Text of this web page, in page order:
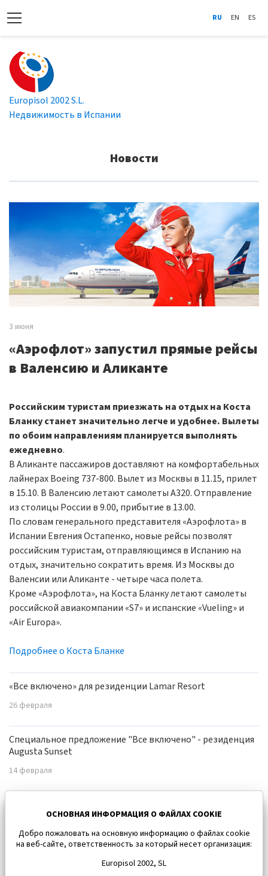
RU EN ES
Europisol 2002 S.L.
Недвижимость в Испании
Новости
3 июня
«Аэрофлот» запустил прямые рейсы
в Валенсию и Аликанте
Российским туристам приезжать на отдых на Коста
Бланку станет значительно легче и удобнее. Вылеты
по обоим направлениям планируется выполнять
ежедневно.
В Аликанте пассажиров доставляют на комфортабельных
лайнерах Boeing 737-800. Вылет из Москвы в 11.15, прилет
в 15.10. В Валенсию летают самолеты А320. Отправление
из столицы России в 9.00, прибытие в 13.00.
По словам генерального представителя «Аэрофлота» в
Испании Евгения Остапенко, новые рейсы позволят
российским туристам, отправляющимся в Испанию на
отдых, значительно сократить время. Из Москвы до
Валенсии или Аликанте - четыре часа полета.
Кроме «Аэрофлота», на Коста Бланку летают самолеты
российской авиакомпании «S7» и испанские «Vueling» и
«Air Europa».
Подробнее о Коста Бланке
«Все включено» для резиденции Lamar Resort
26 февраля
Специальное предложение "Все включено" - резиденция
Augusta Sunset
14 февраля
ОСНОВНАЯ ИНФОРМАЦИЯ О ФАЙЛАХ COOKIE
Добро пожаловать на основную информацию о файлах cookie
на веб-сайте, ответственность за который несет организация:
Europisol 2002, SL